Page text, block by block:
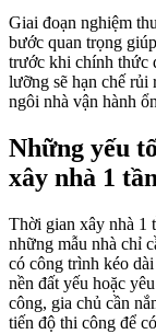
Giai đoạn nghiệm
bước quan trọng
trước khi chính thức
lưỡng sẽ hạn chế rủi
ngôi nhà vận hành
Những yếu
xây nhà 1
Thời gian xây nhà 1
những mẫu nhà chỉ
có công trình kéo
nền đất yếu hoặc
công, gia chủ cần
tiến độ thi công để